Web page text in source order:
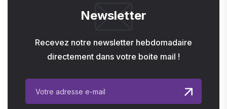
Newsletter
Recevez notre newsletter hebdomadaire
directement dans votre boite mail !